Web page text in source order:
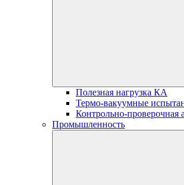
Полезная нагрузка КА
Термо-вакуумные
Контрольно-проверочная
Промышленность